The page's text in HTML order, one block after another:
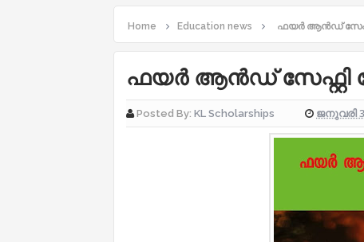
Home Education news ഫയര്‍ ആൻഡ്
ഫയര്‍ ആൻഡ് സേഫ്റ്റി
Posted By: KL Scholarships ജനുവരി